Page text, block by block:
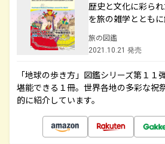
歴史と文化に彩ら
を旅の雑学ととも
旅の図鑑
2021.10.21 発売
「地球の歩き方」図鑑シリーズ第１１
堪能できる１冊。世界各地の多彩な祝
的に紹介しています。